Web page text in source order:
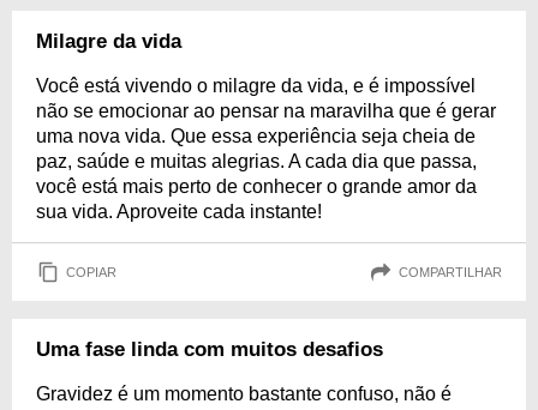
Milagre da vida
Você está vivendo o milagre da vida, e é impossível
não se emocionar ao pensar na maravilha que é gerar
uma nova vida. Que essa experiência seja cheia de
paz, saúde e muitas alegrias. A cada dia que passa,
você está mais perto de conhecer o grande amor da
sua vida. Aproveite cada instante!
COPIAR COMPARTILHAR
Uma fase linda com muitos desafios
Gravidez é um momento bastante confuso, não é